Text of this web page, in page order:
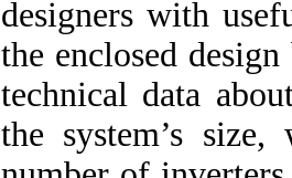
designers with
the enclosed
technical data
the system’s